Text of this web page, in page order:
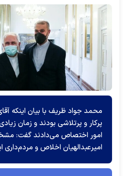
محمد جواد ظریف با بیان اینکه
پرکار و پرتلاشی بودند و زمان
امور اختصاص می‌دادند گفت:
امیرعبدالهیان اخلاص و مردم‌داری